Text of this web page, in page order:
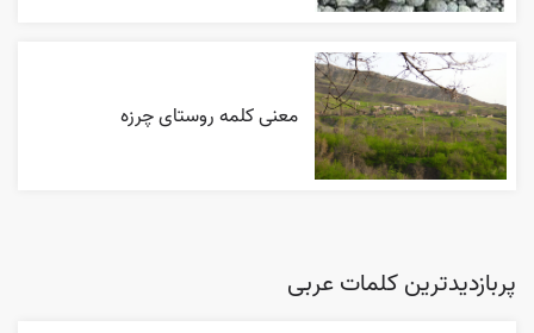
معنی کلمه روستای چرزه
پربازدیدترین کلمات عربی